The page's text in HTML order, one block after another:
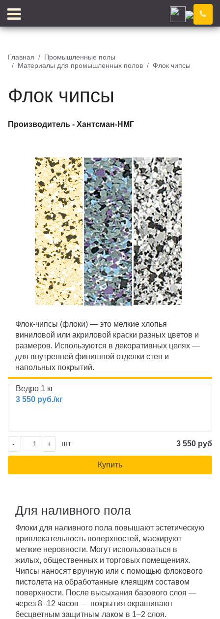
Ижевск
Блог Цены
Отзывы
КЛЕЙ КРОШКА
ПИГМЕНТ ИСКУССТВЕННАЯ ТРАВА
ПРОМПОЛЫ ТЕХНИКА
Ижевск
Главная
Промышленные полы
Материалы для промышленных полов
Флок чипсы
Флок чипсы
Производитель - Хантсман-НМГ
Флок-чипсы (флоки) — это мелкие хлопья
виниловой или акриловой краски разных цветов и
размеров. Используются в декоративных целях —
для внутренней финишной отделки стен и
напольных покрытий.
3 550 руб./кг
Ведро 1 кг
- + шт 3 550 руб
Купить
Для наливного пола
Флоки для наливного пола повышают эстетическую
привлекательность поверхностей, маскируют
мелкие неровности. Могут использоваться в
жилых, общественных и торговых помещениях.
Чипсы наносят вручную или с помощью флокового
пистолета на обработанные клеящим составом
поверхности. После высыхания базового слоя —
через 8–12 часов — покрытия окрашивают
бесцветным защитным лаком в 1–2 слоя.